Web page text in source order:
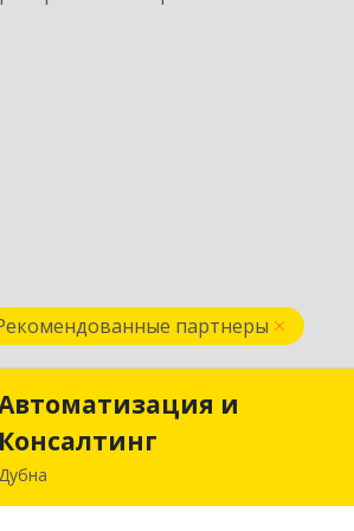
партнеры
и
Консалтинг
Автоматизация и